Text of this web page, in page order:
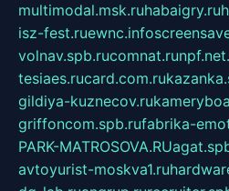
multimodal.msk.ruhabaigry.ru
isz-fest.ruewnc.info
volnav.spb.rucomnat.ru
tesiaes.rucard.com.ru
gildiya-kuznecov.ru
griffoncom.spb.rufabrika-
PARK-MATROSOVA.RU
avtoyurist-moskva1.ru